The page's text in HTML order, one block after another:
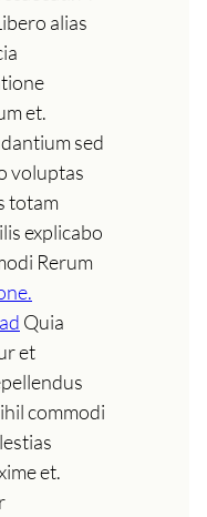
alias
et.
sed
voluptas
totam
explicabo
Rerum
Quia
et
commodi
et.